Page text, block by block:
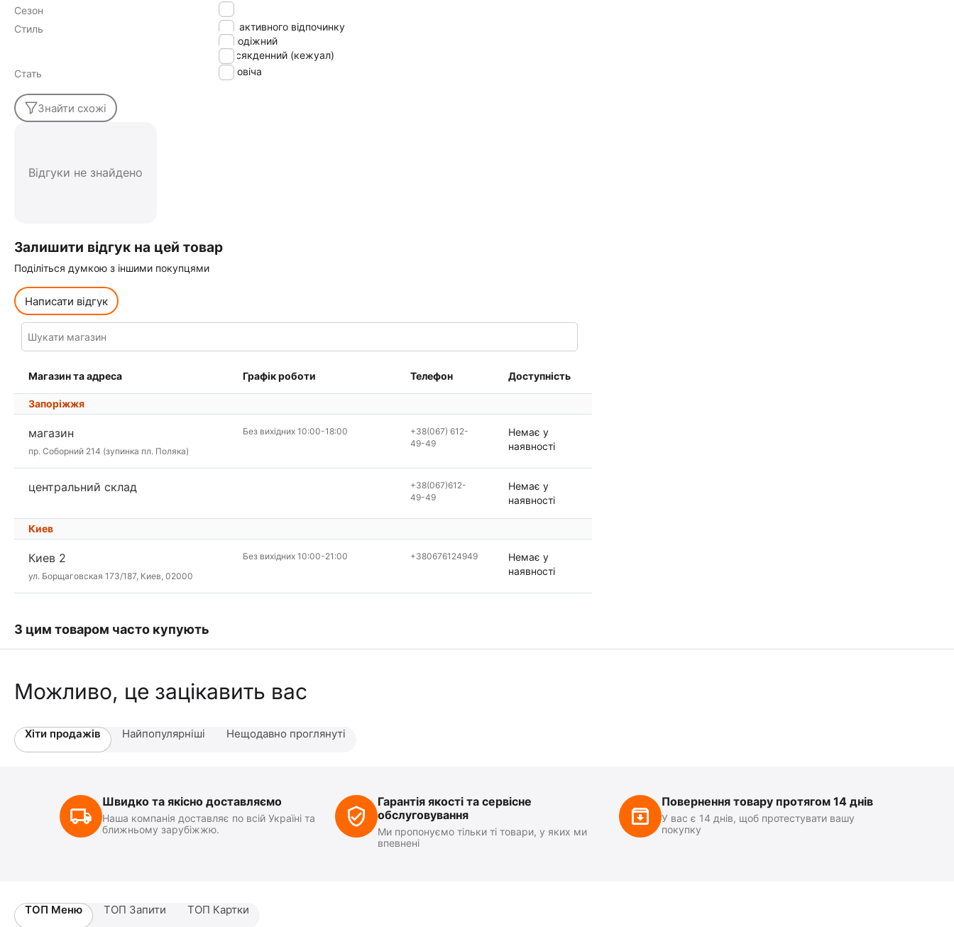
Сезон
літо
Стиль
для активного відпочинку
молодіжний
повсякденний (кежуал)
Стать
Чоловіча
Знайти схожі
Відгуки не знайдено
Залишити відгук на цей товар
Поділіться думкою з іншими покупцями
Написати відгук
Магазин та адреса Графік роботи Телефон Доступність
Запоріжжя
магазин
пр. Соборний 214 (зупинка пл. Поляка)
Без вихідних 10:00-18:00
+38(067) 612-
49-49
Немає у
наявності
центральний склад
+38(067)612-
49-49
Немає у
наявності
Киев
Киев 2
ул. Борщаговская 173/187, Киев, 02000
Без вихідних 10:00-21:00 +380676124949
Немає у
наявності
З цим товаром часто купують
Можливо, це зацікавить вас
Хіти продажів Найпопулярніші Нещодавно проглянуті
Швидко та якісно доставляємо
Наша компанія доставляє по всій Україні та
ближньому зарубіжжю.
Гарантія якості та сервісне
обслуговування
Ми пропонуємо тільки ті товари, у яких ми
впевнені
Повернення товару протягом 14 днів
У вас є 14 днів, щоб протестувати вашу
покупку
ТОП Меню ТОП Запити ТОП Картки